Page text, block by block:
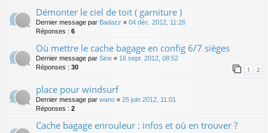
Démonter le ciel de toit ( garniture )
Dernier message par Badazz « 04 déc. 2012, 11:26
Réponses : 6
Où mettre le cache bagage en config 6/7 sièges
Dernier message par Sine « 16 sept. 2012, 08:52
Réponses : 30 1 2
place pour windsurf
Dernier message par wano « 25 juin 2012, 11:01
Réponses : 2
Cache bagage enrouleur : infos et où en trouver ?